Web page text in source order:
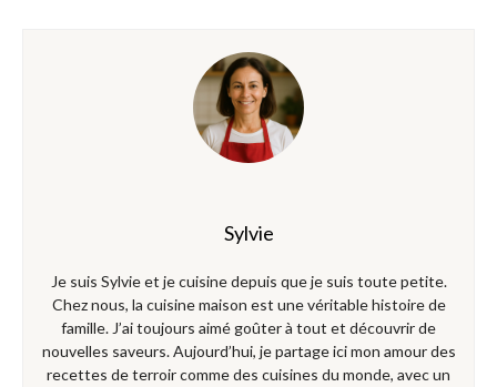
Sylvie
Je suis Sylvie et je cuisine depuis que je suis toute petite.
Chez nous, la cuisine maison est une véritable histoire de
famille. J’ai toujours aimé goûter à tout et découvrir de
nouvelles saveurs. Aujourd’hui, je partage ici mon amour des
recettes de terroir comme des cuisines du monde, avec un